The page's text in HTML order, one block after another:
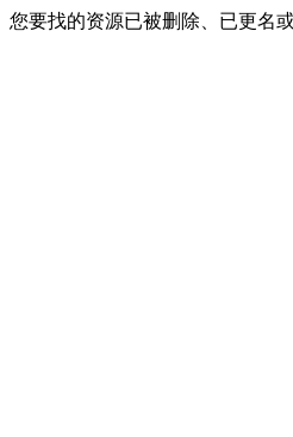
您要找的资源已被删除、已更名